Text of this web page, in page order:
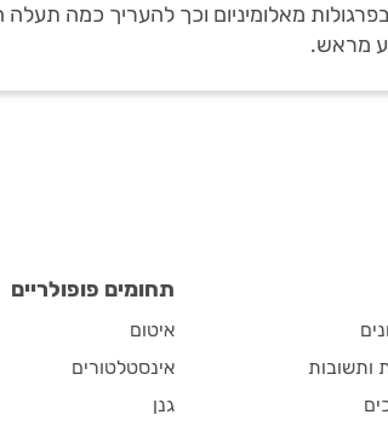
מאלומיניום וכך להעריך כמה
מראש.
ותשובות
תחומים פופולריים
איטום
אינסטלטורים
גנן